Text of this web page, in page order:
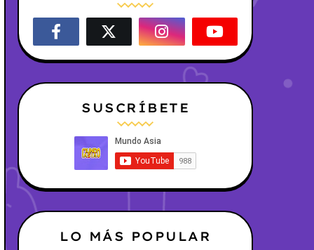
SUSCRÍBETE
LO MÁS POPULAR